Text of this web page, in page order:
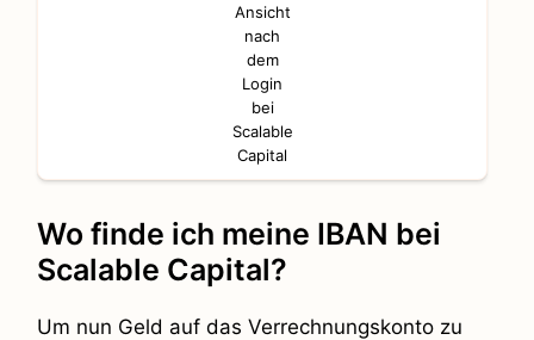
Ansicht
nach
dem
Login
bei
Scalable
Capital
Wo finde ich meine IBAN bei
Scalable Capital?
Um nun Geld auf das Verrechnungskonto zu